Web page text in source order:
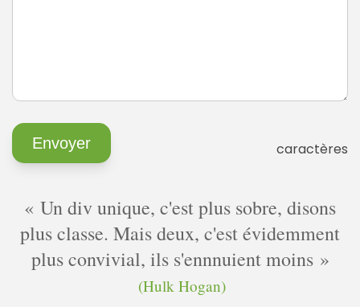
caractères
Un div unique, c'est plus sobre, disons
plus classe. Mais deux, c'est évidemment
plus convivial, ils s'ennnuient moins
(Hulk Hogan)